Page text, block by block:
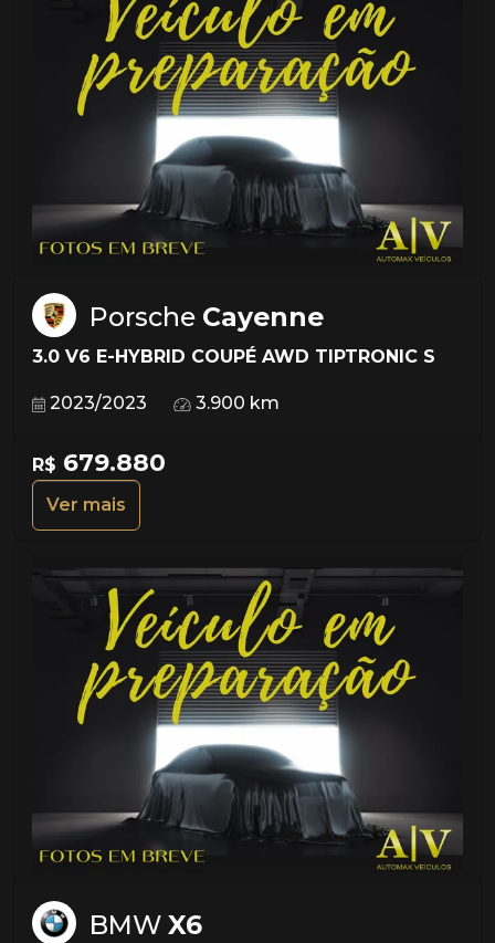
Porsche Cayenne
3.0 V6 E-HYBRID COUPÉ AWD TIPTRONIC S
2023/2023 3.900 km
R$ 679.880
Ver mais
BMW X6